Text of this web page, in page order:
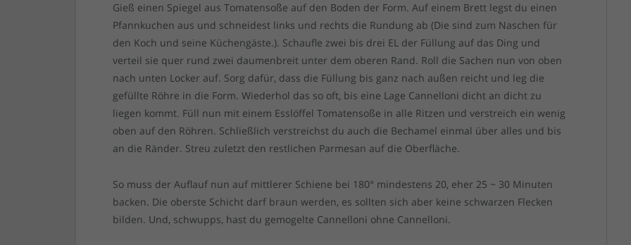
Gieß einen Spiegel aus Tomatensoße auf den Boden der Form. Auf einem Brett legst du einen
Pfannkuchen aus und schneidest links und rechts die Rundung ab (Die sind zum Naschen für
den Koch und seine Küchengäste.). Schaufle zwei bis drei EL der Füllung auf das Ding und
verteil sie quer rund zwei daumenbreit unter dem oberen Rand. Roll die Sachen nun von oben
nach unten Locker auf. Sorg dafür, dass die Füllung bis ganz nach außen reicht und leg die
gefüllte Röhre in die Form. Wiederhol das so oft, bis eine Lage Cannelloni dicht an dicht zu
liegen kommt. Füll nun mit einem Esslöffel Tomatensoße in alle Ritzen und verstreich ein wenig
oben auf den Röhren. Schließlich verstreichst du auch die Bechamel einmal über alles und bis
an die Ränder. Streu zuletzt den restlichen Parmesan auf die Oberfläche.
So muss der Auflauf nun auf mittlerer Schiene bei 180° mindestens 20, eher 25 ~ 30 Minuten
backen. Die oberste Schicht darf braun werden, es sollten sich aber keine schwarzen Flecken
bilden. Und, schwupps, hast du gemogelte Cannelloni ohne Cannelloni.